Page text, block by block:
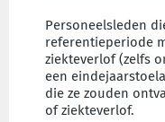
Personeelsleden
referentieperiode
ziekteverlof (zelfs
een
die ze zouden
of ziekteverlof.